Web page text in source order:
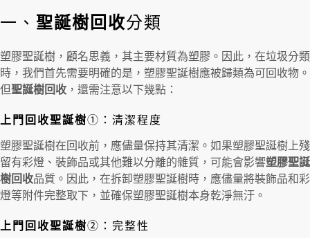
一、 聖誕樹回收分類
塑膠聖誕樹，顧名思義，其主要材質為塑膠。因此，在垃圾分類
時，我們首先需要明確的是，塑膠聖誕樹應被歸類為可回收物。
但聖誕樹回收 ，還需注意以下幾點：
上門回收聖誕樹①：清潔程度
塑膠聖誕樹在回收前，應儘量保持其清潔。如果塑膠聖誕樹上殘
留有彩燈、裝飾品或其他難以分離的雜質，可能會影響塑膠聖誕
樹回收品質。因此，在拆卸塑膠聖誕樹時，應儘量將裝飾品和彩
燈等附件完整取下，並確保塑膠聖誕樹本身乾淨無汙。
上門回收聖誕樹②：完整性